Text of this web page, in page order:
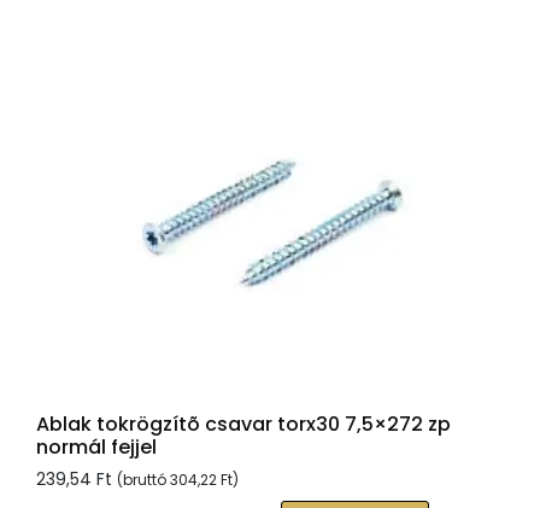
Ablak tokrögzítõ csavar torx30 7,5×272 zp
normál fejjel
239,54 Ft (bruttó304,22Ft)